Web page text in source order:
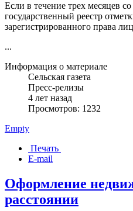
Если в течение трех месяцев
государственный реестр
зарегистрированного права
...
Информация о материале
Сельская газета
Пресс-релизы
4 лет назад
Просмотров: 1232
Empty
Печать
E-mail
Оформление
расстоянии